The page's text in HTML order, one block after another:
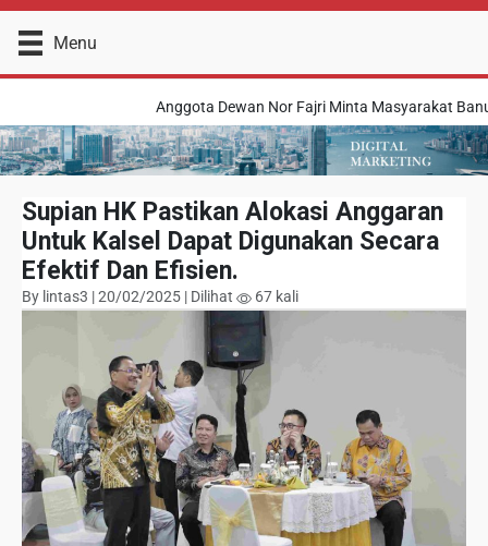
Menu
Anggota Dewan Nor Fajri Minta Masyarakat Banua
Supian HK Pastikan Alokasi Anggaran
Untuk Kalsel Dapat Digunakan Secara
Efektif Dan Efisien.
By lintas3 | 20/02/2025 | Dilihat 67 kali